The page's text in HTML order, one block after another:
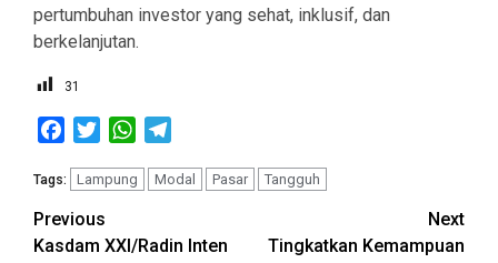
pertumbuhan investor yang sehat, inklusif, dan
berkelanjutan.
31
FacebookTwitterWhatsApp
Tags: Lampung Modal Pasar Tangguh
Post
Previous
Kasdam XXI/Radin Inten
Next
Tingkatkan Kemampuan